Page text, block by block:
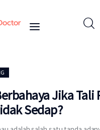
Bisnis
Jika Tali
Sedap?